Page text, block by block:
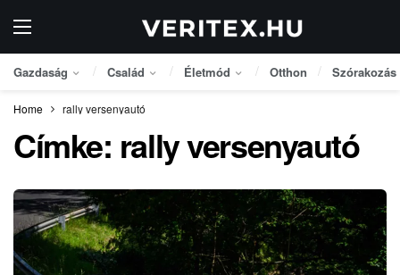
Gazdaság Család Életmód Otthon Szórakozás
Home rally versenyautó
Címke: rally versenyautó